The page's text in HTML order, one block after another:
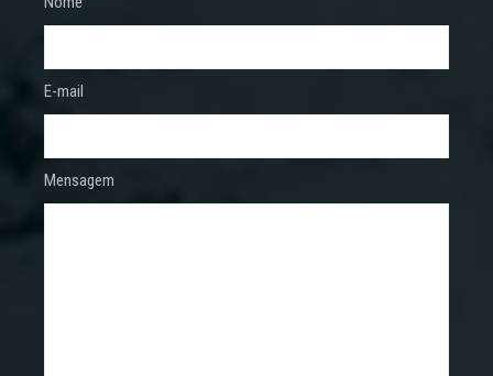
E-mail
Mensagem